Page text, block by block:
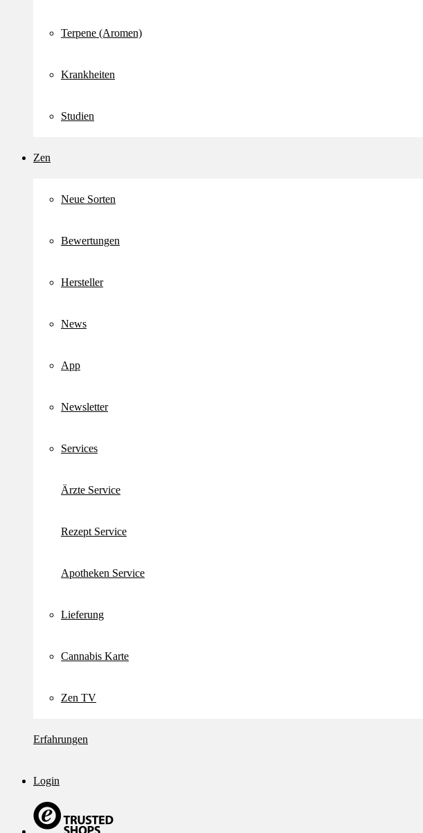
Terpene (Aromen)
Krankheiten
Studien
Zen
Neue Sorten
Bewertungen
Hersteller
News
App
Newsletter
Services
Ärzte Service
Rezept Service
Apotheken Service
Lieferung
Cannabis Karte
Zen TV
Erfahrungen
Login